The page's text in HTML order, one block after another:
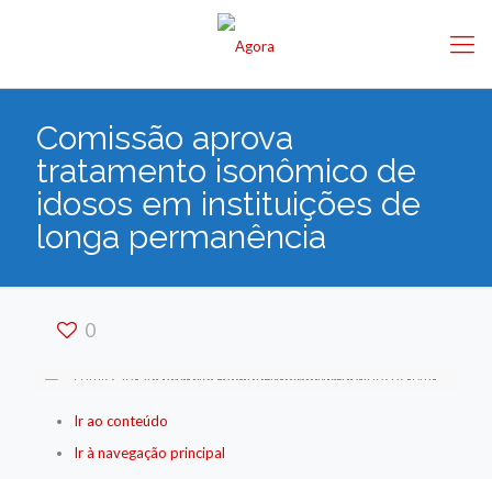
Comissão aprova
tratamento isonômico de
idosos em instituições de
longa permanência
0
Ir ao conteúdo
Ir à navegação principal